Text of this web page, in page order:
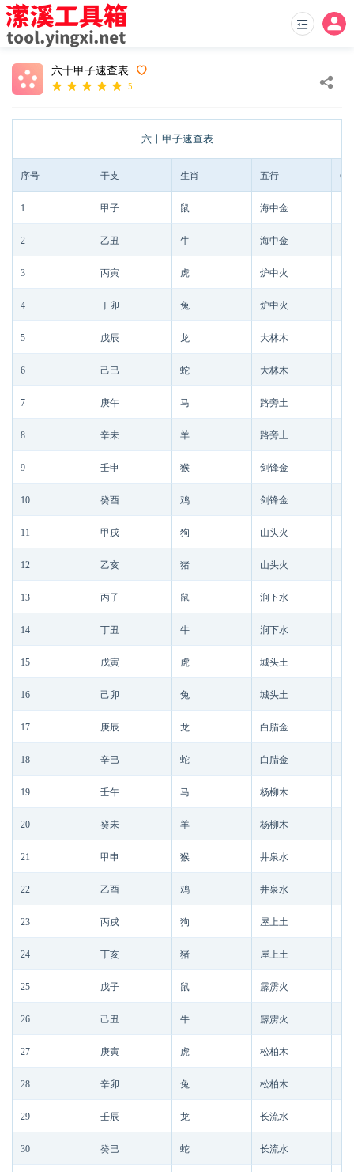
六十甲子速查表
5
六十甲子速查表
序号 干支 生肖 五行 年
1 甲子 鼠 海中金
2 乙丑 牛 海中金
3 丙寅 虎 炉中火
4 丁卯 兔 炉中火
5 戊辰 龙 大林木
6 己巳 蛇 大林木
7 庚午 马 路旁土
8 辛未 羊 路旁土
9 壬申 猴 剑锋金
10 癸酉 鸡 剑锋金
11 甲戌 狗 山头火
12 乙亥 猪 山头火
13 丙子 鼠 涧下水
14 丁丑 牛 涧下水
15 戊寅 虎 城头土
16 己卯 兔 城头土
17 庚辰 龙 白腊金
18 辛巳 蛇 白腊金
19 壬午 马 杨柳木
20 癸未 羊 杨柳木
21 甲申 猴 井泉水
22 乙酉 鸡 井泉水
23 丙戌 狗 屋上土
24 丁亥 猪 屋上土
25 戊子 鼠 霹雳火
26 己丑 牛 霹雳火
27 庚寅 虎 松柏木
28 辛卯 兔 松柏木
29 壬辰 龙 长流水
30 癸巳 蛇 长流水